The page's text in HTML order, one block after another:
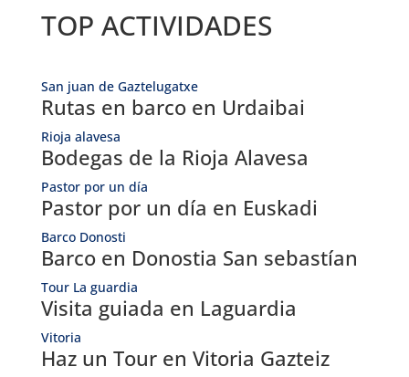
TOP ACTIVIDADES
San juan de Gaztelugatxe
Rutas en barco en Urdaibai
Rioja alavesa
Bodegas de la Rioja Alavesa
Pastor por un día
Pastor por un día en Euskadi
Barco Donosti
Barco en Donostia San sebastían
Tour La guardia
Visita guiada en Laguardia
Vitoria
Haz un Tour en Vitoria Gazteiz